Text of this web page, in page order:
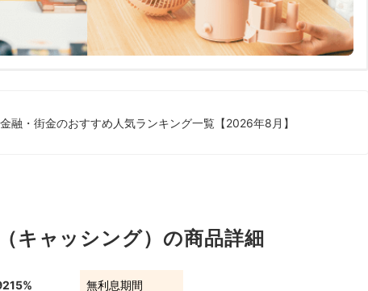
融・街金のおすすめ人気ランキング一覧【2026年8月】
キャッシング）の商品詳細
無利息期間